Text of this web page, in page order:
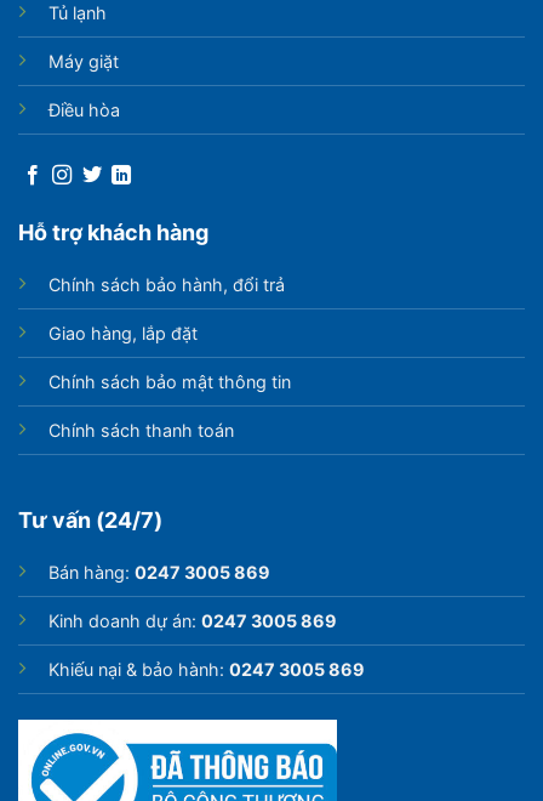
Tủ lạnh
Máy giặt
Điều hòa
Hỗ trợ khách hàng
Chính sách bảo hành, đổi trả
Giao hàng, lắp đặt
Chính sách bảo mật thông tin
Chính sách thanh toán
Tư vấn (24/7)
Bán hàng: 0247 3005 869
Kinh doanh dự án: 0247 3005 869
Khiếu nại & bảo hành: 0247 3005 869